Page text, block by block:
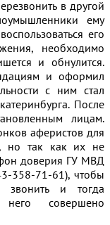
в другой
ему
его
необходимо
и обнулится.
и оформил
с ним стал
После
лицам.
аферистов для
но так как их не
доверия ГУ МВД
358-71-61), чтобы
звонить и тогда
совершено